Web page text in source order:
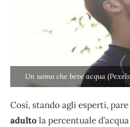
Un uomo che beve acqua
Così, stando agli esperti,
adulto la percentuale